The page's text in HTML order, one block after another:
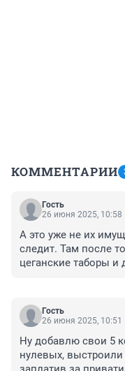
КОММЕНТАРИИ
Гость
26 июня 2025, 10:58
А это уже не их
следит. Там после
цеганские таборы и
Гость
26 июня 2025, 10:51
Ну добавлю свои 5
нулевых,